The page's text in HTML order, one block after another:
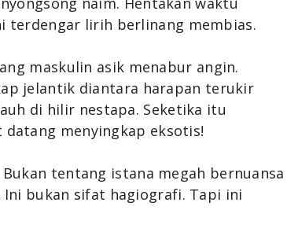
terdengar lirih berlinang membias.
maskulin asik menabur angin.
jelantik diantara harapan terukir
di hilir nestapa. Seketika itu
menyingkap eksotis!
tentang istana megah bernuansa
bukan sifat hagiografi. Tapi ini